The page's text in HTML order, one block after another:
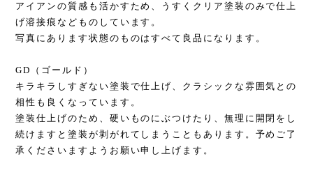
アイアンの質感も活かすため、うすくクリア塗装のみで仕上
げ溶接痕などものしています。
写真にあります状態のものはすべて良品になります。
GD（ゴールド）
キラキラしすぎない塗装で仕上げ、クラシックな雰囲気との
相性も良くなっています。
塗装仕上げのため、硬いものにぶつけたり、無理に開閉をし
続けますと塗装が剥がれてしまうこともあります。予めご了
承くださいますようお願い申し上げます。